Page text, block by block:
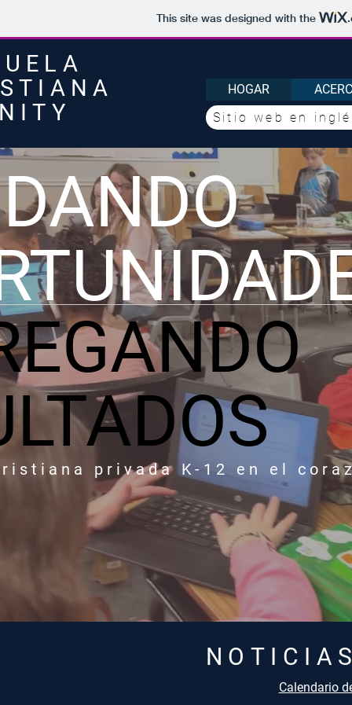
This site was designed with the
HOGAR
Sitio web en
privada K-12 en el
Calendario